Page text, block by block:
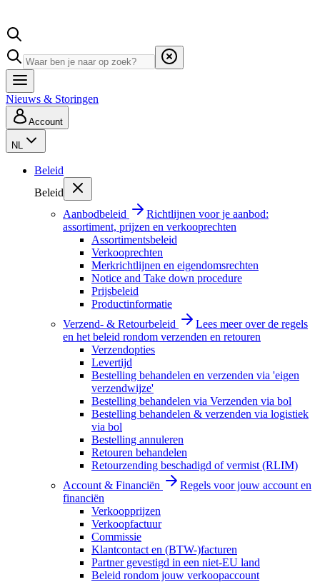
Nieuws & Storingen
Account
NL
Beleid
Beleid
Aanbodbeleid
Richtlijnen voor je aanbod:
assortiment, prijzen en verkooprechten
Assortimentsbeleid
Verkooprechten
Merkrichtlijnen en eigendomsrechten
Notice and Take down procedure
Prijsbeleid
Productinformatie
Verzend- & Retourbeleid
Lees meer over de regels
en het beleid rondom verzenden en retouren
Verzendopties
Levertijd
Bestelling behandelen en verzenden via 'eigen
verzendwijze'
Bestelling behandelen via Verzenden via bol
Bestelling behandelen & verzenden via logistiek
via bol
Bestelling annuleren
Retouren behandelen
Retourzending beschadigd of vermist (RLIM)
Account & Financiën
Regels voor jouw account en
financiën
Verkoopprijzen
Verkoopfactuur
Commissie
Klantcontact en (BTW-)facturen
Partner gevestigd in een niet-EU land
Beleid rondom jouw verkoopaccount